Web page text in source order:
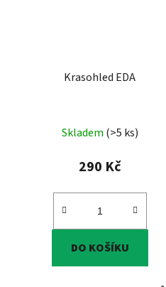
Krasohled EDA
Skladem (>5 ks)
290 Kč
DO KOŠÍKU